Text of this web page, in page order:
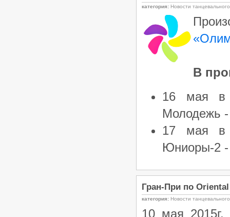
категория: Новости
В
16 мая в
Молодежь
17 мая в
Юниоры-2
Гран-При по
категория: Новости
10 мая 2015г.